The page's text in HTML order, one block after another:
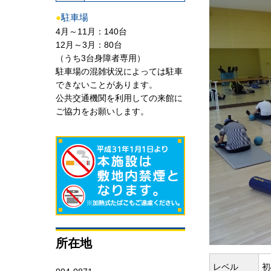
●駐車場
4月～11月：140台
12月～3月：80台
（うち3台身障者専用）
駐車場の混雑状況によっては駐車
できないことがあります。
公共交通機関を利用しての来館に
ご協力をお願いします。
所在地
レベル